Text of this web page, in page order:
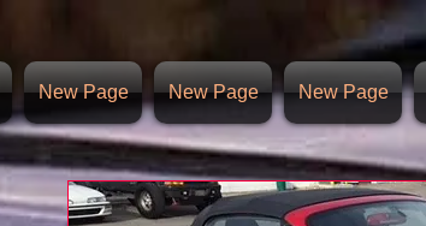
New Page New Page New Page